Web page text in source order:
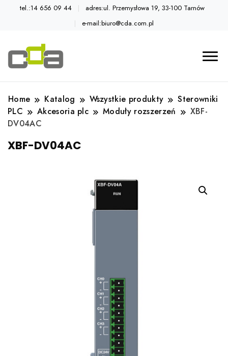
tel.:14 656 09 44
adres:ul. Przemysłowa 19, 33-100 Tarnów
e-mail:biuro@cda.com.pl
Home Katalog Wszystkie produkty
Sterowniki
PLC
Akcesoria plc Moduły rozszerzeń
XBF-
DV04AC
XBF-DV04AC